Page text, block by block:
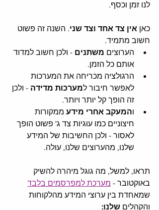
לנו זמן וכסף.
כאן אין צד אחד וצד שני. השנה זה פשוט
חשוב מתמיד.
הערוצים משתנים - ולכן חשוב למדוד
אותם כל הזמן.
הרגולציה מכריחה את המערכות
לאפשר חיבור למערכות מדידה - ולכן
זה הופך קל יותר ויותר.
והמעקב אחרי מידע ממקורות
חיצוניים כמו עוגיות צד ג' פשוט הופך
לאסור - ולכן החשיבות של המידע
שלנו, מהערוצים שלנו, עולה.
תראו, למשל, מה גוגל מיהרה להשיק
באוקטובר - מערכת למפרסמים בלבד
שמאחדת בין ערוצי המידע מהלקוחות
והקהלים שלנו: